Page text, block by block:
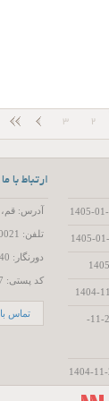
2
3
تفسیر سوره مبارکه آل عمران - جلسه هفتاد و هشتم 26-11-
ارتباط با ما
آدرس: قم، 55 متری عمار یاسر، کوچه 15،
تلفن: 02537720021
دورنگار: 02537719740
کد پستی: 3714786557
تماس